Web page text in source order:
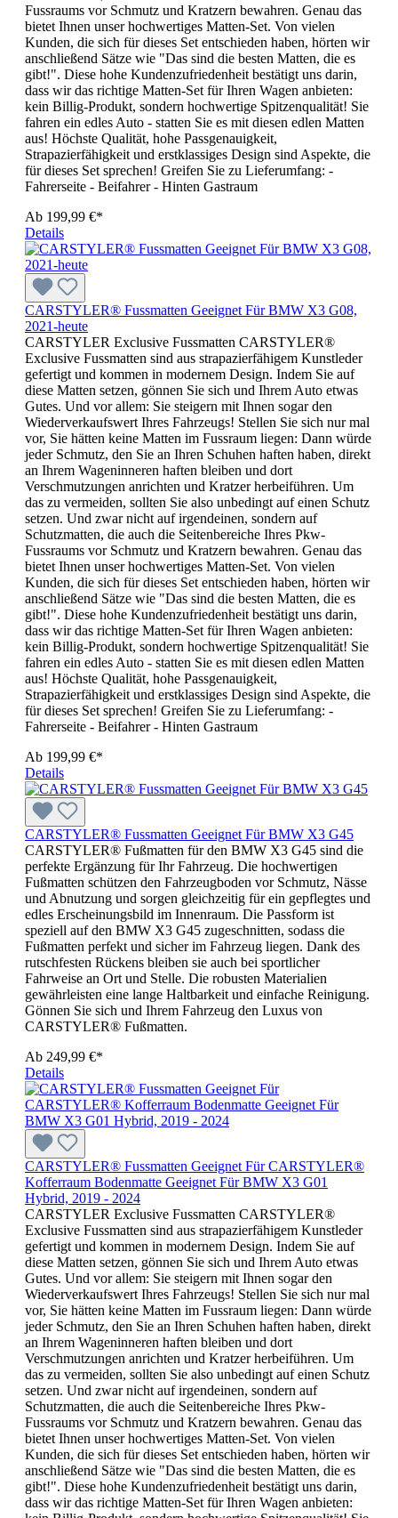
Fussraums vor Schmutz und Kratzern bewahren. Genau das
bietet Ihnen unser hochwertiges Matten-Set. Von vielen
Kunden, die sich für dieses Set entschieden haben, hörten wir
anschließend Sätze wie "Das sind die besten Matten, die es
gibt!". Diese hohe Kundenzufriedenheit bestätigt uns darin,
dass wir das richtige Matten-Set für Ihren Wagen anbieten:
kein Billig-Produkt, sondern hochwertige Spitzenqualität! Sie
fahren ein edles Auto - statten Sie es mit diesen edlen Matten
aus! Höchste Qualität, hohe Passgenauigkeit,
Strapazierfähigkeit und erstklassiges Design sind Aspekte, die
für dieses Set sprechen! Greifen Sie zu Lieferumfang: -
Fahrerseite - Beifahrer - Hinten Gastraum
Ab 199,99 €*
Details
CARSTYLER® Fussmatten Geeignet Für BMW X3 G08,
2021-heute
CARSTYLER Exclusive Fussmatten CARSTYLER®
Exclusive Fussmatten sind aus strapazierfähigem Kunstleder
gefertigt und kommen in modernem Design. Indem Sie auf
diese Matten setzen, gönnen Sie sich und Ihrem Auto etwas
Gutes. Und vor allem: Sie steigern mit Ihnen sogar den
Wiederverkaufswert Ihres Fahrzeugs! Stellen Sie sich nur mal
vor, Sie hätten keine Matten im Fussraum liegen: Dann würde
jeder Schmutz, den Sie an Ihren Schuhen haften haben, direkt
an Ihrem Wageninneren haften bleiben und dort
Verschmutzungen anrichten und Kratzer herbeiführen. Um
das zu vermeiden, sollten Sie also unbedingt auf einen Schutz
setzen. Und zwar nicht auf irgendeinen, sondern auf
Schutzmatten, die auch die Seitenbereiche Ihres Pkw-
Fussraums vor Schmutz und Kratzern bewahren. Genau das
bietet Ihnen unser hochwertiges Matten-Set. Von vielen
Kunden, die sich für dieses Set entschieden haben, hörten wir
anschließend Sätze wie "Das sind die besten Matten, die es
gibt!". Diese hohe Kundenzufriedenheit bestätigt uns darin,
dass wir das richtige Matten-Set für Ihren Wagen anbieten:
kein Billig-Produkt, sondern hochwertige Spitzenqualität! Sie
fahren ein edles Auto - statten Sie es mit diesen edlen Matten
aus! Höchste Qualität, hohe Passgenauigkeit,
Strapazierfähigkeit und erstklassiges Design sind Aspekte, die
für dieses Set sprechen! Greifen Sie zu Lieferumfang: -
Fahrerseite - Beifahrer - Hinten Gastraum
Ab 199,99 €*
Details
CARSTYLER® Fussmatten Geeignet Für BMW X3 G45
CARSTYLER® Fußmatten für den BMW X3 G45 sind die
perfekte Ergänzung für Ihr Fahrzeug. Die hochwertigen
Fußmatten schützen den Fahrzeugboden vor Schmutz, Nässe
und Abnutzung und sorgen gleichzeitig für ein gepflegtes und
edles Erscheinungsbild im Innenraum. Die Passform ist
speziell auf den BMW X3 G45 zugeschnitten, sodass die
Fußmatten perfekt und sicher im Fahrzeug liegen. Dank des
rutschfesten Rückens bleiben sie auch bei sportlicher
Fahrweise an Ort und Stelle. Die robusten Materialien
gewährleisten eine lange Haltbarkeit und einfache Reinigung.
Gönnen Sie sich und Ihrem Fahrzeug den Luxus von
CARSTYLER® Fußmatten.
Ab 249,99 €*
Details
CARSTYLER® Fussmatten Geeignet Für CARSTYLER®
Kofferraum Bodenmatte Geeignet Für BMW X3 G01
Hybrid, 2019 - 2024
CARSTYLER Exclusive Fussmatten CARSTYLER®
Exclusive Fussmatten sind aus strapazierfähigem Kunstleder
gefertigt und kommen in modernem Design. Indem Sie auf
diese Matten setzen, gönnen Sie sich und Ihrem Auto etwas
Gutes. Und vor allem: Sie steigern mit Ihnen sogar den
Wiederverkaufswert Ihres Fahrzeugs! Stellen Sie sich nur mal
vor, Sie hätten keine Matten im Fussraum liegen: Dann würde
jeder Schmutz, den Sie an Ihren Schuhen haften haben, direkt
an Ihrem Wageninneren haften bleiben und dort
Verschmutzungen anrichten und Kratzer herbeiführen. Um
das zu vermeiden, sollten Sie also unbedingt auf einen Schutz
setzen. Und zwar nicht auf irgendeinen, sondern auf
Schutzmatten, die auch die Seitenbereiche Ihres Pkw-
Fussraums vor Schmutz und Kratzern bewahren. Genau das
bietet Ihnen unser hochwertiges Matten-Set. Von vielen
Kunden, die sich für dieses Set entschieden haben, hörten wir
anschließend Sätze wie "Das sind die besten Matten, die es
gibt!". Diese hohe Kundenzufriedenheit bestätigt uns darin,
dass wir das richtige Matten-Set für Ihren Wagen anbieten: